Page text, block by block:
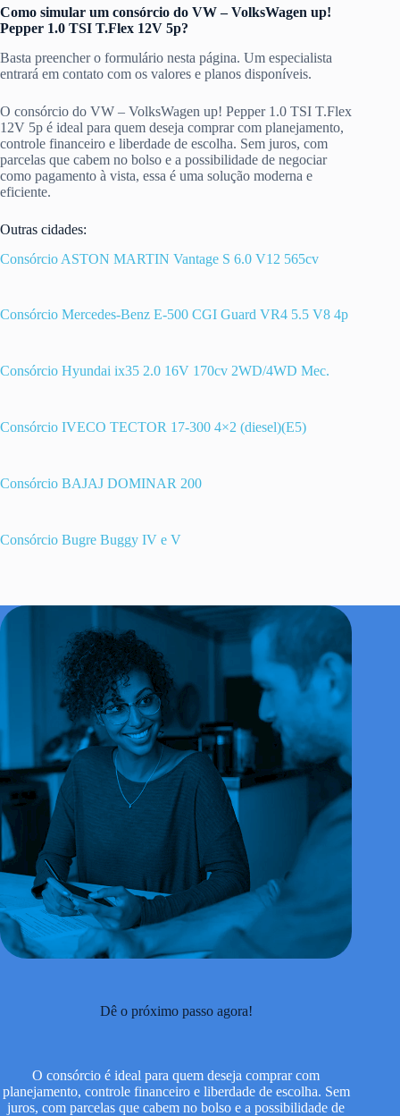
Como simular um consórcio do VW – VolksWagen up!
Pepper 1.0 TSI T.Flex 12V 5p?
Basta preencher o formulário nesta página. Um especialista
entrará em contato com os valores e planos disponíveis.
O consórcio do VW – VolksWagen up! Pepper 1.0 TSI T.Flex
12V 5p é ideal para quem deseja comprar com planejamento,
controle financeiro e liberdade de escolha. Sem juros, com
parcelas que cabem no bolso e a possibilidade de negociar
como pagamento à vista, essa é uma solução moderna e
eficiente.
Outras cidades:
Consórcio ASTON MARTIN Vantage S 6.0 V12 565cv
Consórcio Mercedes-Benz E-500 CGI Guard VR4 5.5 V8 4p
Consórcio Hyundai ix35 2.0 16V 170cv 2WD/4WD Mec.
Consórcio IVECO TECTOR 17-300 4×2 (diesel)(E5)
Consórcio BAJAJ DOMINAR 200
Consórcio Bugre Buggy IV e V
Dê o próximo passo agora!
O consórcio é ideal para quem deseja comprar com
planejamento, controle financeiro e liberdade de escolha. Sem
juros, com parcelas que cabem no bolso e a possibilidade de